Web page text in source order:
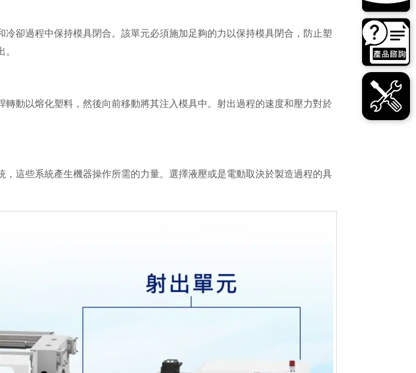
卻過程中保持模具閉合。該單元必須施加足夠的力以保持模具閉合，防止塑
動以熔化塑料，然後向前移動將其注入模具中。射出過程的速度和壓力對於
這些系統產生機器操作所需的力量。選擇液壓或是電動取決於製造過程的具